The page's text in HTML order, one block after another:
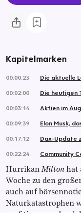
Kapitelmarken
00:00:23
Die aktuelle
00:02:00
Die heutigen
00:03:14
Aktien im
00:09:39
Elon Musk,
00:17:12
Dax-Update
00:22:24
Community
Hurrikan Milton hat
Woche zu den
auch auf
Naturkatastrophen